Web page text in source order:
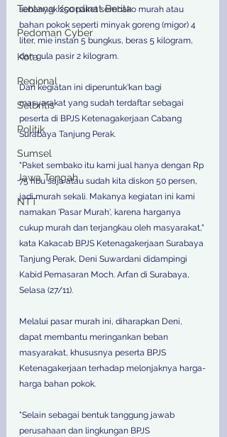
Tentang Koordinat Berita
Pedoman Cyber
Kota
Regional
Selbritis
Politik
Sumsel
Jawa Tengah
NTT
sebanyak 250 paket sembako murah atau
bahan pokok seperti minyak goreng (migor) 4
liter, mie instan 5 bungkus, beras 5 kilogram,
dan gula pasir 2 kilogram.
Dan kegiatan ini diperuntuk'kan bagi
masyarakat yang sudah terdaftar sebagai
peserta di BPJS Ketenagakerjaan Cabang
Surabaya Tanjung Perak.
"Paket sembako itu kami jual hanya dengan Rp
75 ribu saja atau sudah kita diskon 50 persen,
jadi murah sekali. Makanya kegiatan ini kami
namakan 'Pasar Murah', karena harganya
cukup murah dan terjangkau oleh masyarakat,"
kata Kakacab BPJS Ketenagakerjaan Surabaya
Tanjung Perak, Deni Suwardani didampingi
Kabid Pemasaran Moch. Arfan di Surabaya,
Selasa (27/11).
Melalui pasar murah ini, diharapkan Deni,
dapat membantu meringankan beban
masyarakat, khususnya peserta BPJS
Ketenagakerjaan terhadap melonjaknya harga-
harga bahan pokok.
"Selain sebagai bentuk tanggung jawab
perusahaan dan lingkungan BPJS